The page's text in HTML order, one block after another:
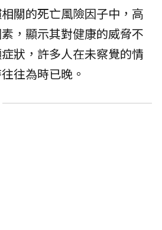
關的死亡風險因子中，高
，顯示其對健康的威脅不
狀，許多人在未察覺的情
往為時已晚。